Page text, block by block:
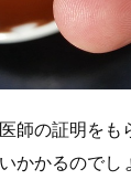
師の証明を
かかるので